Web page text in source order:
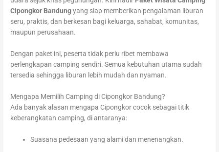
Cipongkor Bandungyang siap memberikan pengalaman liburan
seru, praktis, dan berkesan bagi keluarga, sahabat, komunitas,
maupun perusahaan.
Dengan paket ini, peserta tidak perlu ribet membawa
perlengkapan camping sendiri. Semua kebutuhan utama sudah
tersedia sehingga liburan lebih mudah dan nyaman.
Mengapa Memilih Camping di Cipongkor Bandung?
Ada banyak alasan mengapa Cipongkor cocok sebagai titik
keberangkatan camping, di antaranya:
Suasana pedesaan yang alami dan menenangkan.